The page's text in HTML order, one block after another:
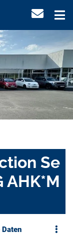
Se
AHK*M